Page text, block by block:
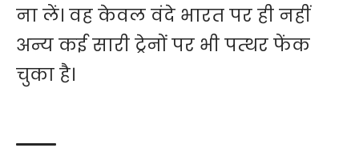
ना लें। वह केवल वंदे भारत पर ही नहीं
अन्य कई सारी ट्रेनों पर भी पत्थर फेंक
चुका है।